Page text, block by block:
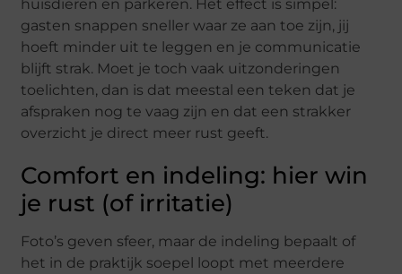
huisdieren en parkeren. Het effect is simpel:
gasten snappen sneller waar ze aan toe zijn, jij
hoeft minder uit te leggen en je communicatie
blijft strak. Moet je toch vaak uitzonderingen
toelichten, dan is dat meestal een teken dat je
afspraken nog te vaag zijn en dat een strakker
overzicht je direct meer rust geeft.
Comfort en indeling: hier win
je rust (of irritatie)
Foto’s geven sfeer, maar de indeling bepaalt of
het in de praktijk soepel loopt met meerdere